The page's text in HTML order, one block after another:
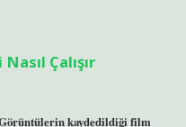
Çalışır
kaydedildiği film